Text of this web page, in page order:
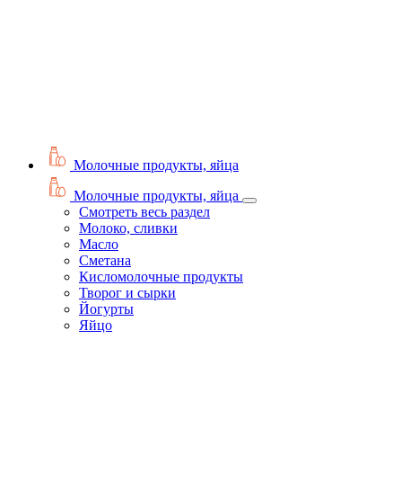
Молочные продукты, яйца
Молочные продукты, яйца
Смотреть весь раздел
Молоко, сливки
Масло
Сметана
Кисломолочные продукты
Творог и сырки
Йогурты
Яйцо